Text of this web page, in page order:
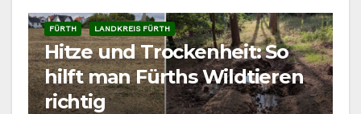
FÜRTH LANDKREIS FÜRTH
Hitze und Trockenheit: So
hilft man Fürths Wildtieren
richtig